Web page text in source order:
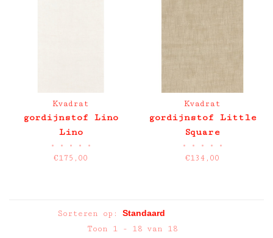
Kvadrat
gordijnstof Lino
Lino
• • • • •
€175,00
Kvadrat
gordijnstof Little
Square
• • • • •
€134,00
Sorteren op:
Toon 1 - 18 van 18